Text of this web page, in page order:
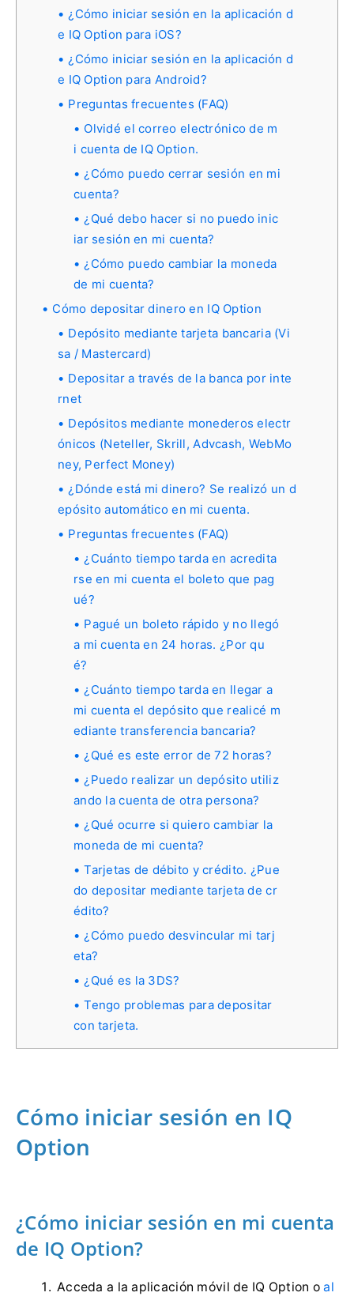
¿Cómo iniciar sesión en la aplicación d
e IQ Option para iOS?
¿Cómo iniciar sesión en la aplicación d
e IQ Option para Android?
Preguntas frecuentes (FAQ)
Olvidé el correo electrónico de m
i cuenta de IQ Option.
¿Cómo puedo cerrar sesión en mi
cuenta?
¿Qué debo hacer si no puedo inic
iar sesión en mi cuenta?
¿Cómo puedo cambiar la moneda
de mi cuenta?
Cómo depositar dinero en IQ Option
Depósito mediante tarjeta bancaria (Vi
sa / Mastercard)
Depositar a través de la banca por inte
rnet
Depósitos mediante monederos electr
ónicos (Neteller, Skrill, Advcash, WebMo
ney, Perfect Money)
¿Dónde está mi dinero? Se realizó un d
epósito automático en mi cuenta.
Preguntas frecuentes (FAQ)
¿Cuánto tiempo tarda en acredita
rse en mi cuenta el boleto que pag
ué?
Pagué un boleto rápido y no llegó
a mi cuenta en 24 horas. ¿Por qu
é?
¿Cuánto tiempo tarda en llegar a
mi cuenta el depósito que realicé m
ediante transferencia bancaria?
¿Qué es este error de 72 horas?
¿Puedo realizar un depósito utiliz
ando la cuenta de otra persona?
¿Qué ocurre si quiero cambiar la
moneda de mi cuenta?
Tarjetas de débito y crédito. ¿Pue
do depositar mediante tarjeta de cr
édito?
¿Cómo puedo desvincular mi tarj
eta?
¿Qué es la 3DS?
Tengo problemas para depositar
con tarjeta.
Cómo iniciar sesión en IQ
Option
¿Cómo iniciar sesión en mi cuenta
de IQ Option?
Acceda a la aplicación móvil de IQ Option oal